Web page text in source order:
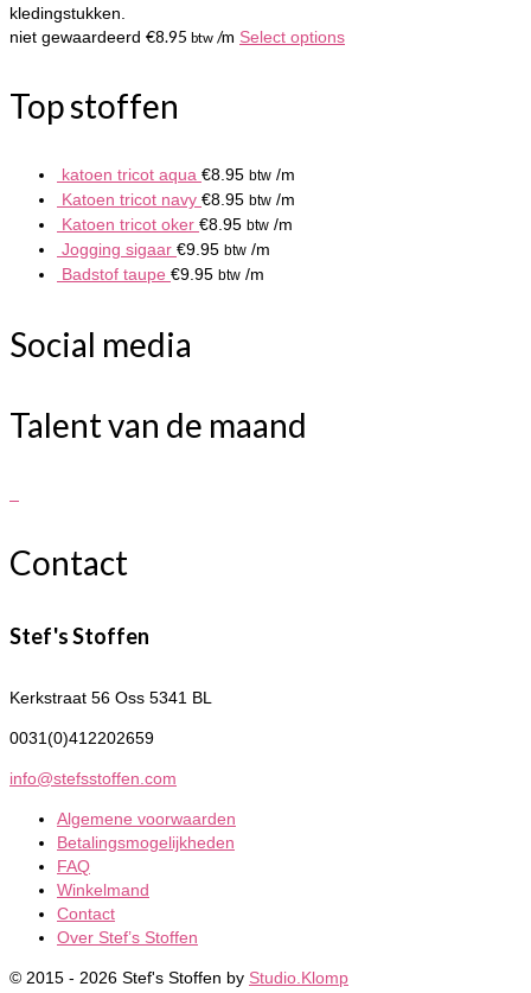
kledingstukken.
niet gewaardeerd €8.95 btw /m Select options
Top stoffen
katoen tricot aqua €8.95 btw /m
Katoen tricot navy €8.95 btw /m
Katoen tricot oker €8.95 btw /m
Jogging sigaar €9.95 btw /m
Badstof taupe €9.95 btw /m
Social media
Talent van de maand
Contact
Stef's Stoffen
Kerkstraat 56 Oss 5341 BL
0031(0)412202659
info@stefsstoffen.com
Algemene voorwaarden
Betalingsmogelijkheden
FAQ
Winkelmand
Contact
Over Stef’s Stoffen
© 2015 - 2026 Stef's Stoffen by Studio.Klomp